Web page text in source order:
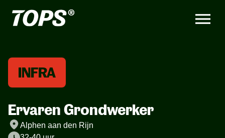
INFRA
Ervaren Grondwerker
Alphen aan den Rijn